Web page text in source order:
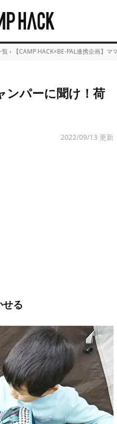
覧 › 【CAMP HACK×BE-PAL連携企画】
ンパーに聞け！荷
2022/09/13 更新
る